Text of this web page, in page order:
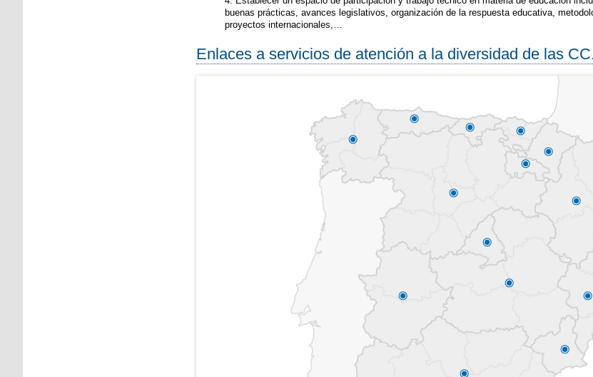
buenas prácticas, avances legislativos, organización de la respuesta educativa,
proyectos internacionales,…
Enlaces a servicios de atención a la diversidad de las